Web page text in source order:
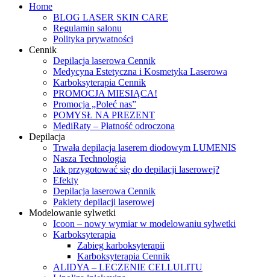
Home
BLOG LASER SKIN CARE
Regulamin salonu
Polityka prywatności
Cennik
Depilacja laserowa Cennik
Medycyna Estetyczna i Kosmetyka Laserowa
Karboksyterapia Cennik
PROMOCJA MIESIĄCA!
Promocja „Poleć nas”
POMYSŁ NA PREZENT
MediRaty – Płatność odroczona
Depilacja
Trwała depilacja laserem diodowym LUMENIS
Nasza Technologia
Jak przygotować się do depilacji laserowej?
Efekty
Depilacja laserowa Cennik
Pakiety depilacji laserowej
Modelowanie sylwetki
Icoon – nowy wymiar w modelowaniu sylwetki
Karboksyterapia
Zabieg karboksyterapii
Karboksyterapia Cennik
ALIDYA – LECZENIE CELLULITU